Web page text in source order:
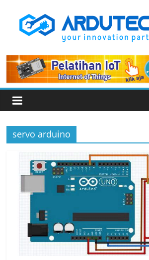
content
ARDUTECH
Your
Innovation
Partner
servo arduino